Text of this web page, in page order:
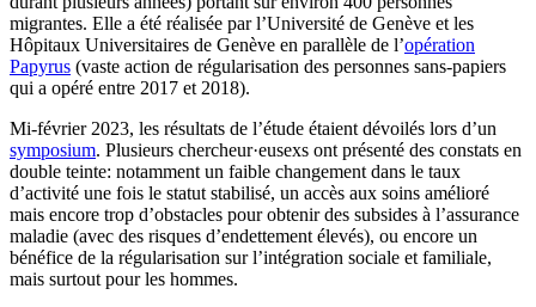
migrantes. Elle a été réalisée par l’Université de Genève et les
Hôpitaux Universitaires de Genève en parallèle de l’opération
Papyrus (vaste action de régularisation des personnes sans-papiers
qui a opéré entre 2017 et 2018).
Mi-février 2023, les résultats de l’étude étaient dévoilés lors d’un
symposium. Plusieurs chercheur·eusexs ont présenté des constats en
double teinte: notamment un faible changement dans le taux
d’activité une fois le statut stabilisé, un accès aux soins amélioré
mais encore trop d’obstacles pour obtenir des subsides à l’assurance
maladie (avec des risques d’endettement élevés), ou encore un
bénéfice de la régularisation sur l’intégration sociale et familiale,
mais surtout pour les hommes.